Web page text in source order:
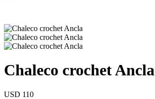
Chaleco crochet Ancla
USD 110